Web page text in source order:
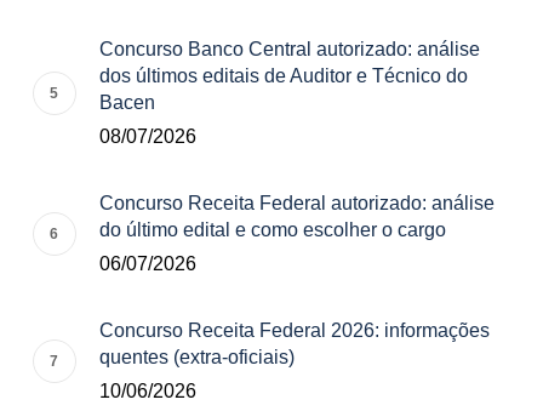
Concurso Banco Central autorizado: análise
dos últimos editais de Auditor e Técnico do
Bacen
08/07/2026
Concurso Receita Federal autorizado: análise
do último edital e como escolher o cargo
06/07/2026
Concurso Receita Federal 2026: informações
quentes (extra-oficiais)
10/06/2026